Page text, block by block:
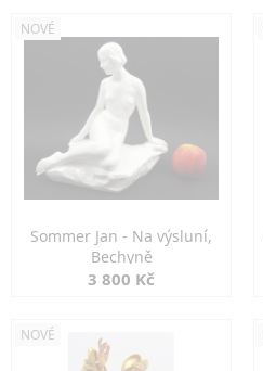
NOVÉ
Sommer Jan - Na výsluní,
Bechyně
3 800 Kč
NOVÉ